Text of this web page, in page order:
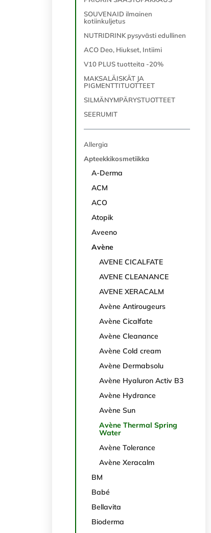
SOUVENAID ilmainen
kotiinkuljetus
NUTRIDRINK pysyvästi edullinen
ACO Deo, Hiukset, Intiimi
V10 PLUS tuotteita -20%
MAKSALÄISKÄT JA
PIGMENTTITUOTTEET
SILMÄNYMPÄRYSTUOTTEET
SEERUMIT
Allergia
Apteekkikosmetiikka
A-Derma
ACM
ACO
Atopik
Aveeno
Avène
AVENE CICALFATE
AVENE CLEANANCE
AVENE XERACALM
Avène Antirougeurs
Avène Cicalfate
Avène Cleanance
Avène Cold cream
Avène Dermabsolu
Avène Hyaluron Activ B3
Avène Hydrance
Avène Sun
Avène Thermal Spring
Water
Avène Tolerance
Avène Xeracalm
BM
Babé
Bellavita
Bioderma